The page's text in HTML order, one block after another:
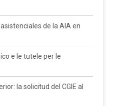
de la AIA en
e le tutele per le
la solicitud del CGIE al